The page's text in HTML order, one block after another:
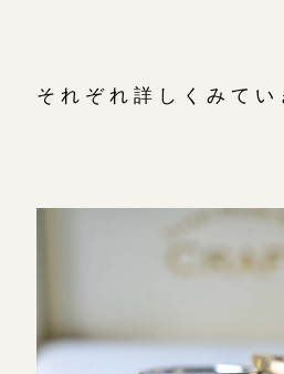
それぞれ詳しくみてい